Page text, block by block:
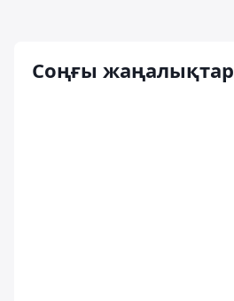
Соңғы жаңалықтар